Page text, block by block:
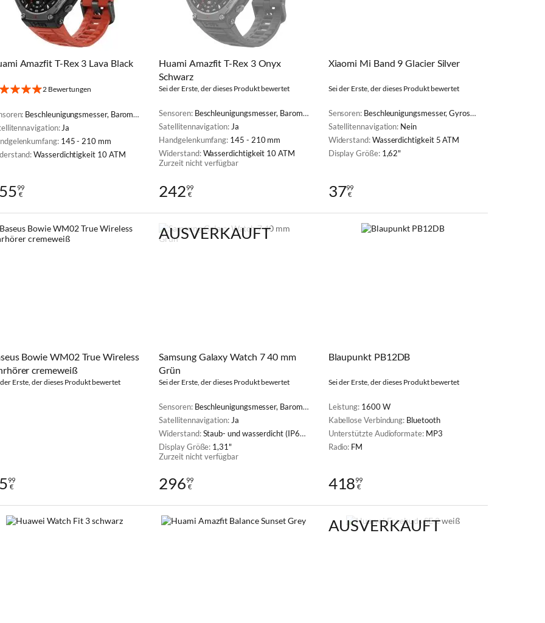
Amazfit T-Rex 3 Lava Black
2 Bewertungen
Beschleunigungsmesser, Barometer, Gyroskop, Kompass, Pulsoximeter (SpO2), Lichtsensor, Thermometer, Barometrischer Höhenmesser
Ja
145 - 210 mm
Wasserdichtigkeit 10 ATM
99
€
Huami Amazfit T-Rex 3 Onyx
Schwarz
Sei der Erste, der dieses Produkt bewertet
Sensoren: Beschleunigungsmesser, Barometer, Gyroskop, Kompass, Pulsoximeter (SpO2), Lichtsensor, Thermometer, Barometrischer Höhenmesser
Satellitennavigation:Ja
Handgelenkumfang: 145 - 210 mm
Widerstand:Wasserdichtigkeit 10 ATM
Zurzeit nicht verfügbar
24299
€
Xiaomi Mi Band 9 Glacier Silver
Sei der Erste, der dieses Produkt bewertet
Sensoren: Beschleunigungsmesser, Gyroskop, Pulsoximeter (SpO2), Lichtsensor
Satellitennavigation: Nein
Widerstand:Wasserdichtigkeit 5 ATM
Display Größe: 1,62"
3799
€
Bowie WM02 True Wireless
cremeweiß
der Erste, der dieses Produkt bewertet
99
€
AUSVERKAUFT
Samsung Galaxy Watch 7 40 mm
Grün
Sei der Erste, der dieses Produkt bewertet
Sensoren: Beschleunigungsmesser, Barometer, Gyroskop, BIA-Sensor, Echokardiogramm (EKG), Herzfrequenzmesser, Lichtsensor, Thermometer
Satellitennavigation: Ja
Widerstand:Staub- und wasserdicht (IP68), Militärstandard (MIL-STD-810H), Wasserdichtigkeit 5 ATM
Display Größe: 1,31"
Zurzeit nicht verfügbar
29699
€
Blaupunkt PB12DB
Sei der Erste, der dieses Produkt bewertet
Leistung: 1600 W
Kabellose Verbindung: Bluetooth
Unterstützte Audioformate: MP3
Radio: FM
41899
€
AUSVERKAUFT